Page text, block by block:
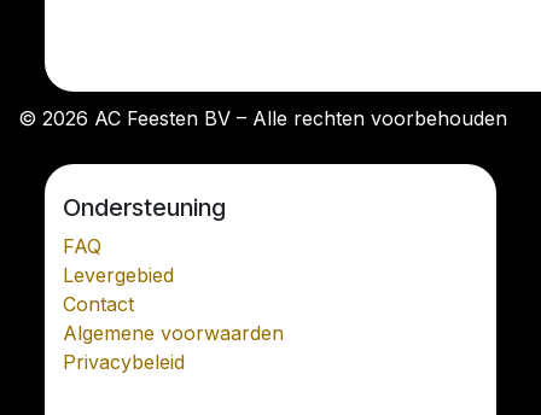
© 2026 AC Feesten BV – Alle rechten voorbehouden
Ondersteuning
FAQ
Levergebied
Contact
Algemene voorwaarden
Privacybeleid